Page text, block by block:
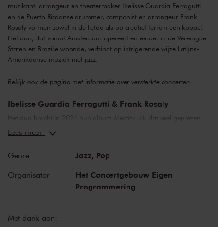
muzikant, arrangeur en theatermaker Ibelisse Guardia Ferragutti
en de Puerto Ricaanse drummer, componist en arrangeur Frank
Rosaly vormen zowel in de liefde als op creatief terrein een koppel.
Het duo, dat vanuit Amsterdam opereert en eerder in de Verenigde
Staten en Brazilië woonde, verbindt op intrigerende wijze Latijns-
Amerikaanse muziek met jazz.
Bekijk ook de pagina met informatie over versterkte concerten
Ibelisse Guardia Ferragutti & Frank Rosaly
Het duo bracht in 2024 hun album Mestizx
uit, dat veel geprezen
werd om zijn diversiteit en thematiek. Het album is een
arrangementen en persoonlijke teksten die gaan over dekolonisatie,
de kracht van rituelen en protest. De muziek, gedreven door
spannende ritmes en percussie, meandert zo over, door, langs,
onder en boven genres, tijden en grenzen.
Mestizx
Lees meer
Genre Jazz, Pop
Organisator
Het Concertgebouw Eigen
Programmering
Met dank aan: